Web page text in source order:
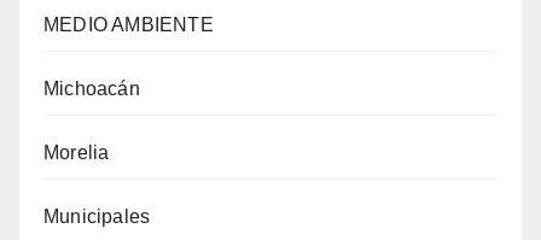
MEDIO AMBIENTE
Michoacán
Morelia
Municipales